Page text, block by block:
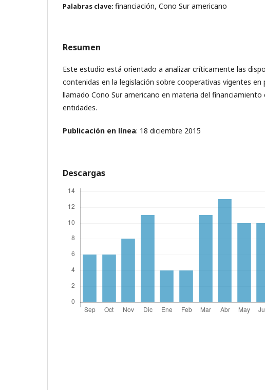
Palabras clave: financiación, Cono Sur americano
Resumen
Este estudio está orientado a analizar críticamente las
contenidas en la legislación sobre cooperativas vigentes en
llamado Cono Sur americano en materia del financiamiento
entidades.
Publicación en línea: 18 diciembre 2015
Descargas